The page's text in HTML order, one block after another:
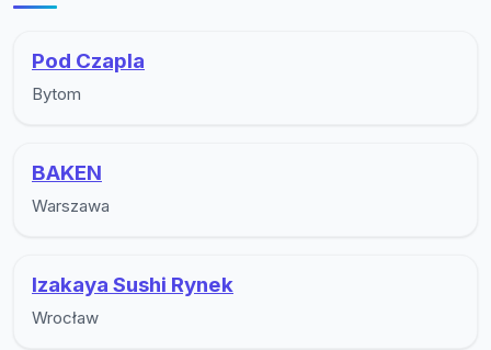
Pod Czapla
Bytom
BAKEN
Warszawa
Izakaya Sushi Rynek
Wrocław